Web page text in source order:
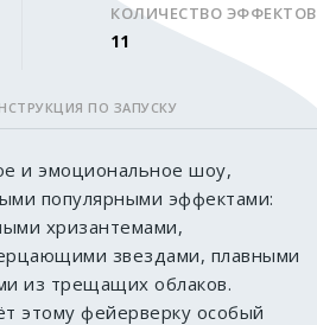
КОЛИЧЕСТВО ЭФФЕКТОВ
11
ПО ЗАПУСКУ
и эмоциональное шоу,
популярными эффектами:
хризантемами,
звездами, плавными
из трещащих облаков.
этому фейерверку особый